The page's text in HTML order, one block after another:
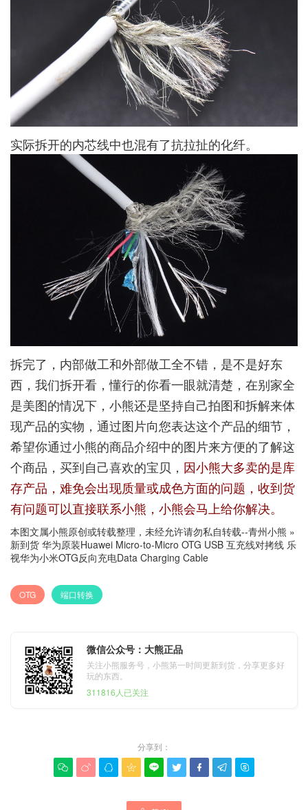
实际拆开的内芯线中也混有了抗拉扯的化纤。
拆完了，内部做工和外部做工全不错，是不是好东
西，我们拆开看，懂行的你看一眼就清楚，在别家全
是美图的情况下，小熊还是坚持自己拍图和拆解来体
现产品的实物，通过图片向您表达这个产品的细节，
希望你通过小熊的商品介绍中的图片来方便的了解这
个商品，买到自己喜欢的宝贝， 因小熊大多卖的是库
存产品，难免会出现质量或成色方面的问题，收到货
有问题可以直接联系小熊，小熊会马上给你解决。
本图文属小熊原创或转载整理，未经允许请勿私自转载--青州小熊 »
新到货 华为原装Huawei Micro-to-Micro OTG USB 互充线对拷线 乐
视华为小米OTG反向充电Data Charging Cable
OTG 端口转换
微信公众号：大熊正品
关注小熊服务号，小熊第一时间更新到货，分享更多好
玩的东西。
311816人已关注
分享到：
        